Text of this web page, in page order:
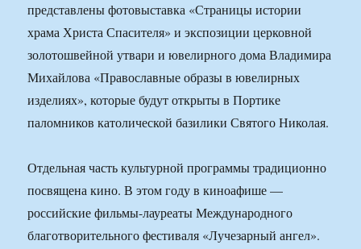
представлены фотовыставка «Страницы истории
храма Христа Спасителя» и экспозиции церковной
золотошвейной утвари и ювелирного дома Владимира
Михайлова «Православные образы в ювелирных
изделиях», которые будут открыты в Портике
паломников католической базилики Святого Николая.
Отдельная часть культурной программы традиционно
посвящена кино. В этом году в киноафише —
российские фильмы-лауреаты Международного
благотворительного фестиваля «Лучезарный ангел».